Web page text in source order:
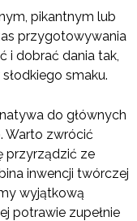
pikantnym lub
przygotowywania
i dobrać dania tak,
smaku.
do głównych
Warto zwrócić
przyrządzić ze
inwencji twórczej
wyjątkową
potrawie zupełnie